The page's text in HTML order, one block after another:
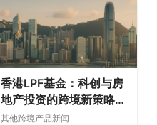
香港LPF基金：科创与房
地产投资的跨境新策略深
度解析
其他跨境产品新闻